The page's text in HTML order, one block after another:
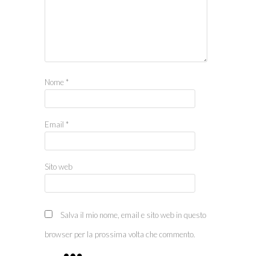
Nome *
Email *
Sito web
Salva il mio nome, email e sito web in questo
browser per la prossima volta che commento.